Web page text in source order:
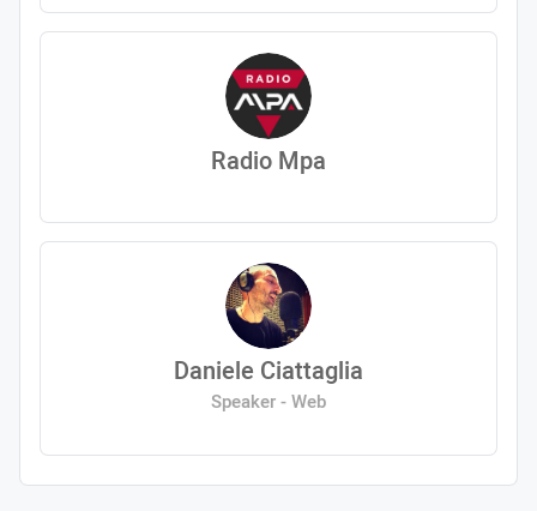
Radio Mpa
Daniele Ciattaglia
Speaker - Web